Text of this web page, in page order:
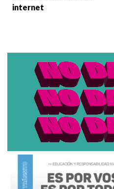
internet